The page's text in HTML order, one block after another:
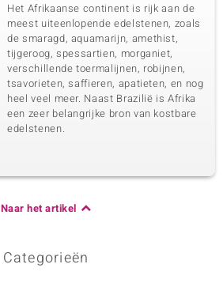
Aantal en grootte
2 à 1,5 mm
Slijpvorm
Rond Brilliant Geslepen
Het Afrikaanse continent is rijk aan de
meest uiteenlopende edelstenen, zoals
de smaragd, aquamarijn, amethist,
tijgeroog, spessartien, morganiet,
verschillende toermalijnen, robijnen,
tsavorieten, saffieren, apatieten, en nog
heel veel meer. Naast Brazilië is Afrika
een zeer belangrijke bron van kostbare
edelstenen.
Naar het artikel
Categorieën